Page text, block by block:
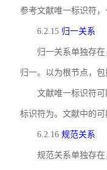
参考文献唯一标识符
6.2.15 归一关系
归一关系单独存
归一。以为根节点，
文献唯一标识符
标识符为。文献中的
6.2.16 规范关系
规范关系单独存